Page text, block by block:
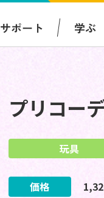
ポート 学ぶ
プリコー
玩具
価格